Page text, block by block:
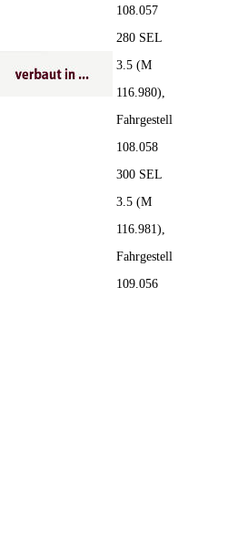
108.057
280 SEL
3.5 (M
116.980),
Fahrgestell
108.058
300 SEL
3.5 (M
116.981),
Fahrgestell
109.056